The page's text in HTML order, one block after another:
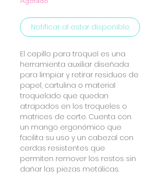
Notificar al estar disponible
El cepillo para troquel es una
herramienta auxiliar diseñada
para limpiar y retirar residuos de
papel, cartulina o material
troquelado que quedan
atrapados en los troqueles o
matrices de corte. Cuenta con
un mango ergonómico que
facilita su uso y un cabezal con
cerdas resistentes que
permiten remover los restos sin
dañar las piezas metálicas.